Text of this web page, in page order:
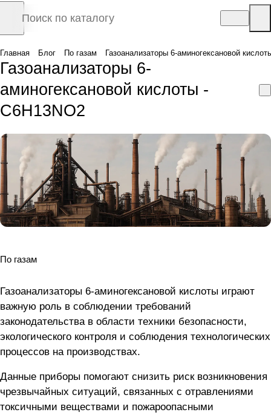
Главная Блог По газам Газоанализаторы 6-аминогексановой
Газоанализаторы 6-
аминогексановой кислоты -
C6H13NO2
По газам
Газоанализаторы 6-аминогексановой кислоты играют
важную роль в соблюдении требований
законодательства в области техники безопасности,
экологического контроля и соблюдения технологических
процессов на производствах.
Данные приборы помогают снизить риск возникновения
чрезвычайных ситуаций, связанных с отравлениями
токсичными веществами и пожароопасными